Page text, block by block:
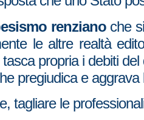
renzianoche si
le altre realtà
tasca propria i debiti
pregiudica e aggrava
tagliare le